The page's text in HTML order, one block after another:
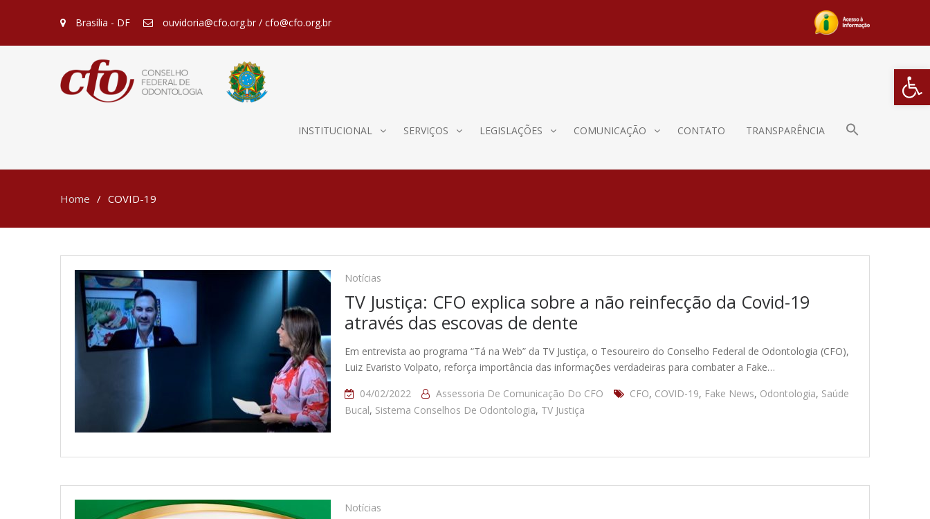
Barra de
Brasília - DF ouvidoria@cfo.org.br / cfo@cfo.org.br
INSTITUCIONAL SERVIÇOS LEGISLAÇÕES COMUNICAÇÃO CONTATO TRANSPARÊNCIA
Home COVID-19
Notícias
TV Justiça: CFO explica sobre a não reinfecção da Covid-19
através das escovas de dente
Em entrevista ao programa “Tá na Web” da TV Justiça, o Tesoureiro do Conselho Federal de Odontologia (CFO),
Luiz Evaristo Volpato, reforça importância das informações verdadeiras para combater a Fake…
04/02/2022
Assessoria De Comunicação Do CFO CFO, COVID-19, Fake News, Odontologia, Saúde
Bucal, Sistema Conselhos De Odontologia, TV Justiça
Notícias